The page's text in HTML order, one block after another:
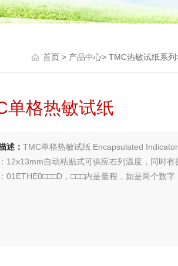
首页 > 产品中心> TMC热敏试纸系列
单格热敏试纸
述： TMC单格热敏试纸 Encapsulated Indicator
12x13mm自动粘贴式可供应右列温度，同时有
01ETHE0□□□D，□□□内是量程，如是两个数字